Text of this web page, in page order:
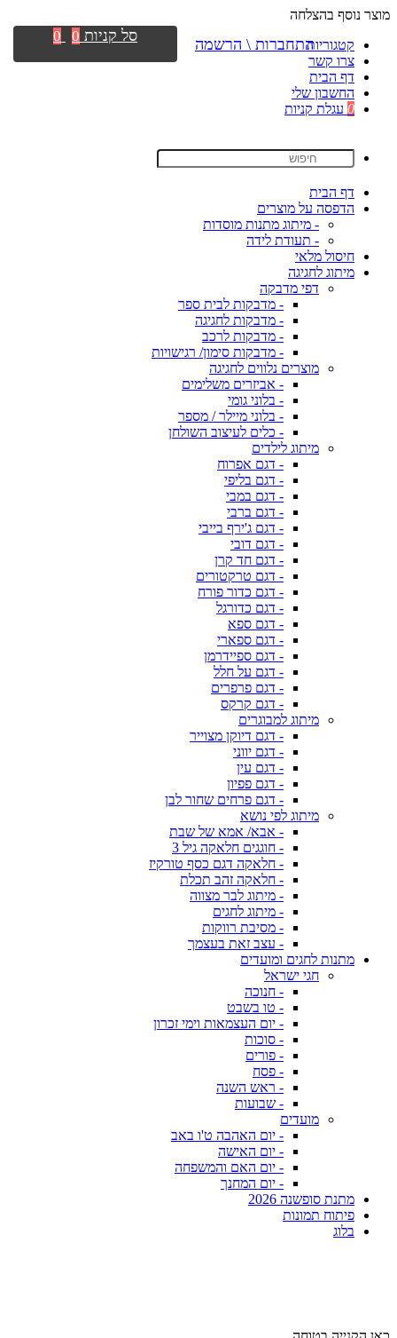
מוצר נוסף בהצלחה
קטגוריות
צרו קשר
דף הבית
החשבון שלי
0 עגלת קניות
דף הבית
הדפסה על מוצרים
- מיתוג מתנות מוסדות
- תעודת לידה
חיסול מלאי
מיתוג לחגיגה
דפי מדבקה
- מדבקות לבית ספר
- מדבקות לחגיגה
- מדבקות לרכב
- מדבקות סימון/ רגישויות
מוצרים נלווים לחגיגה
- אביזרים משלימים
- בלוני גומי
- בלוני מיילר / מספר
- כלים לעיצוב השולחן
מיתוג לילדים
- דגם אפרוח
- דגם בליפי
- דגם במבי
- דגם ברבי
- דגם ג'ירף בייבי
- דגם דובי
- דגם חד קרן
- דגם טרקטורים
- דגם כדור פורח
- דגם כדורגל
- דגם ספא
- דגם ספארי
- דגם ספיידרמן
- דגם על חלל
- דגם פרפרים
- דגם קרקס
מיתוג למבוגרים
- דגם דיוקן מצוייר
- דגם יווני
- דגם עין
- דגם פפיון
- דגם פרחים שחור לבן
מיתוג לפי נושא
- אבא/ אמא של שבת
- חוגגים חלאקה גיל 3
- חלאקה דגם כסף טורקיז
- חלאקה זהב תכלת
- מיתוג לבר מצווה
- מיתוג לחגים
- מסיבת רווקות
- עצב זאת בעצמך
מתנות לחגים ומועדים
חגי ישראל
- חנוכה
- טו בשבט
- יום העצמאות וימי זכרון
- סוכות
- פורים
- פסח
- ראש השנה
- שבועות
מועדים
- יום האהבה ט'ו באב
- יום האישה
- יום האם והמשפחה
- יום המחנך
מתנת סופשנה 2026
פיתוח תמונות
בלוג
התחברות \ הרשמה סל קניות 0
0